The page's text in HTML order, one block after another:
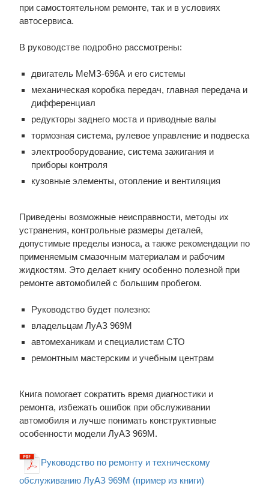
при самостоятельном ремонте, так и в условиях
автосервиса.
В руководстве подробно рассмотрены:
двигатель МеМЗ-696А и его системы
механическая коробка передач, главная передача и
дифференциал
редукторы заднего моста и приводные валы
тормозная система, рулевое управление и подвеска
электрооборудование, система зажигания и
приборы контроля
кузовные элементы, отопление и вентиляция
Приведены возможные неисправности, методы их
устранения, контрольные размеры деталей,
допустимые пределы износа, а также рекомендации по
применяемым смазочным материалам и рабочим
жидкостям. Это делает книгу особенно полезной при
ремонте автомобилей с большим пробегом.
Руководство будет полезно:
владельцам ЛуАЗ 969М
автомеханикам и специалистам СТО
ремонтным мастерским и учебным центрам
Книга помогает сократить время диагностики и
ремонта, избежать ошибок при обслуживании
автомобиля и лучше понимать конструктивные
особенности модели ЛуАЗ 969М.
Руководство по ремонту и техническому
обслуживанию ЛуАЗ 969М (пример из книги)